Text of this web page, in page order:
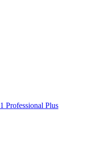
Plus